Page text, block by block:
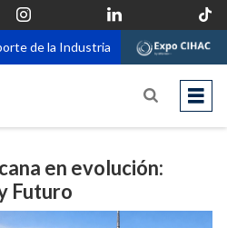
de la Industria
en evolución:
Futuro